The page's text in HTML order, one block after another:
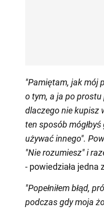
"Pamiętam, jak mój
o tym, a ja po prostu
dlaczego nie kupisz
ten sposób
używać innego".
"Nie rozumiesz" i
- powiedziała jedna
"Popełniłem błąd,
podczas gdy moja